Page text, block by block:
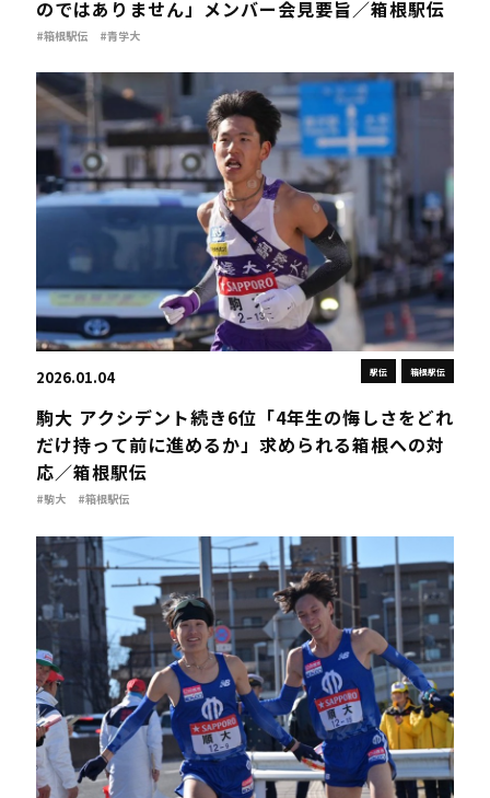
のではありません」メンバー会見要旨／箱根駅伝
#箱根駅伝 #青学大
駅伝 箱根駅伝
2026.01.04
駒大 アクシデント続き6位「4年生の悔しさをどれ
だけ持って前に進めるか」求められる箱根への対
応／箱根駅伝
#駒大 #箱根駅伝